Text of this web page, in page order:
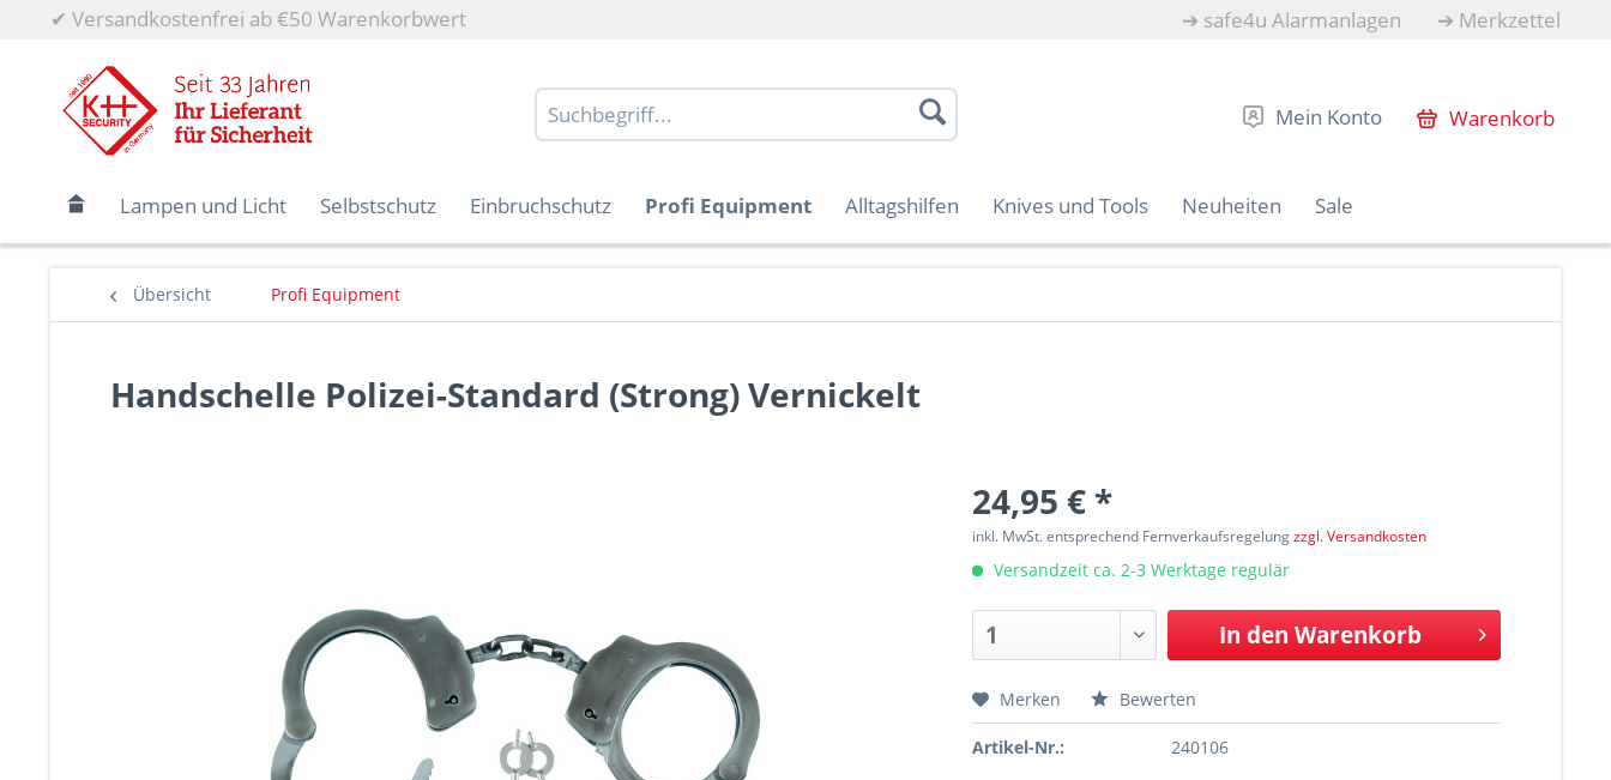
✔ Versandkostenfrei ab €50 Warenkorbwert ➔ safe4u Alarmanlagen ➔ Merkzettel
Mein Konto Warenkorb
Lampen und Licht Selbstschutz Einbruchschutz Profi Equipment Alltagshilfen Knives und Tools Neuheiten Sale
Übersicht Profi Equipment
Handschelle Polizei-Standard (Strong) Vernickelt
24,95 € *
inkl. MwSt. entsprechend Fernverkaufsregelungzzgl. Versandkosten
Versandzeit ca. 2-3 Werktage regulär
In den Warenkorb
Merken Bewerten
Artikel-Nr.: 240106